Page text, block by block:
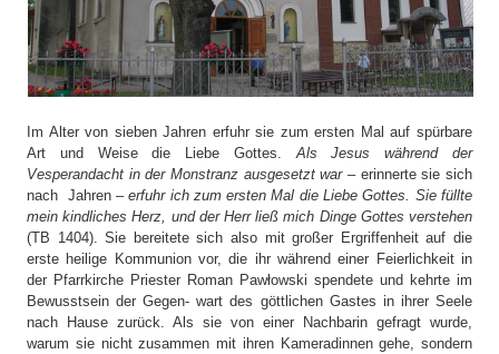
Im Alter von sieben Jahren erfuhr sie zum ersten Mal auf spürbare
Art und Weise die Liebe Gottes. Als Jesus während der
Vesperandacht in der Monstranz ausgesetzt war– erinnerte sie sich
nach Jahren –erfuhr ich zum ersten Mal die Liebe Gottes. Sie füllte
mein kindliches Herz, und der Herr ließ mich Dinge Gottes verstehen
(TB 1404). Sie bereitete sich also mit großer Ergriffenheit auf die
erste heilige Kommunion vor, die ihr während einer Feierlichkeit in
der Pfarrkirche Priester Roman Pawłowski spendete und kehrte im
Bewusstsein der Gegen- wart des göttlichen Gastes in ihrer Seele
nach Hause zurück. Als sie von einer Nachbarin gefragt wurde,
warum sie nicht zusammen mit ihren Kameradinnen gehe, sondern